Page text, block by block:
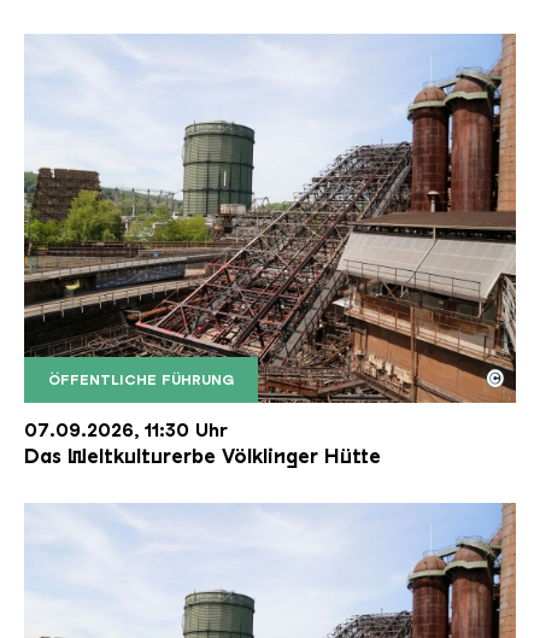
ÖFFENTLICHE FÜHRUNG
Der Erzschrägaufzug der Völklinger Hütte mit
Copyright: Weltkulturerbe Völklinger Hütte | Karl
©
07.09.2026, 11:30 Uhr
Das Weltkulturerbe Völklinger Hütte